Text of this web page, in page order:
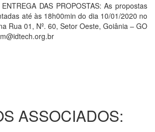
DAS PROPOSTAS: As propostas
até às 18h00min do dia 10/01/2020 no
Rua 01, Nº. 60, Setor Oeste, Goiânia – GO
ASSOCIADOS: